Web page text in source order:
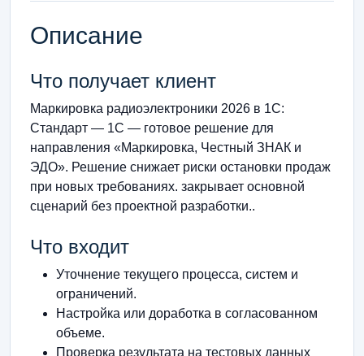
Описание
Что получает клиент
Маркировка радиоэлектроники 2026 в 1С:
Стандарт — 1С — готовое решение для
направления «Маркировка, Честный ЗНАК и
ЭДО». Решение снижает риски остановки продаж
при новых требованиях. закрывает основной
сценарий без проектной разработки..
Что входит
Уточнение текущего процесса, систем и
ограничений.
Настройка или доработка в согласованном
объеме.
Проверка результата на тестовых данных